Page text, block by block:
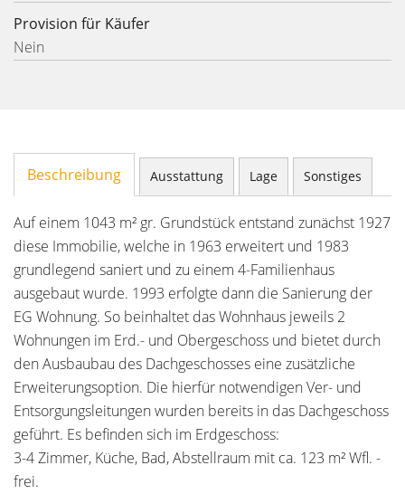
Provision für Käufer
Nein
Beschreibung Ausstattung Lage Sonstiges
Auf einem 1043 m² gr. Grundstück entstand zunächst 1927
diese Immobilie, welche in 1963 erweitert und 1983
grundlegend saniert und zu einem 4-Familienhaus
ausgebaut wurde. 1993 erfolgte dann die Sanierung der
EG Wohnung. So beinhaltet das Wohnhaus jeweils 2
Wohnungen im Erd.- und Obergeschoss und bietet durch
den Ausbaubau des Dachgeschosses eine zusätzliche
Erweiterungsoption. Die hierfür notwendigen Ver- und
Entsorgungsleitungen wurden bereits in das Dachgeschoss
geführt. Es befinden sich im Erdgeschoss:
3-4 Zimmer, Küche, Bad, Abstellraum mit ca. 123 m² Wfl. -
frei.